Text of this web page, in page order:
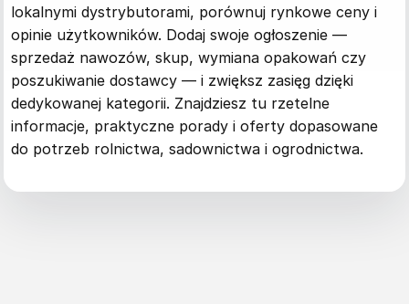
lokalnymi dystrybutorami, porównuj rynkowe ceny i
opinie użytkowników. Dodaj swoje ogłoszenie —
sprzedaż nawozów, skup, wymiana opakowań czy
poszukiwanie dostawcy — i zwiększ zasięg dzięki
dedykowanej kategorii. Znajdziesz tu rzetelne
informacje, praktyczne porady i oferty dopasowane
do potrzeb rolnictwa, sadownictwa i ogrodnictwa.